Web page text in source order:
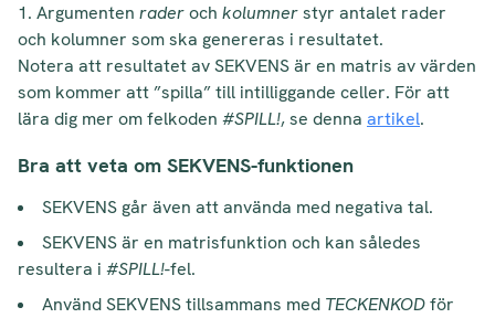
1. Argumenten raderoch kolumnerstyr antalet rader
och kolumner som ska genereras i resultatet.
Notera att resultatet av SEKVENS är en matris av värden
som kommer att ”spilla” till intilliggande celler. För att
lära dig mer om felkoden #SPILL!, se denna artikel.
Bra att veta om SEKVENS-funktionen
SEKVENS går även att använda med negativa tal.
SEKVENS är en matrisfunktion och kan således
resultera i #SPILL!-fel.
Använd SEKVENS tillsammans med TECKENKODför